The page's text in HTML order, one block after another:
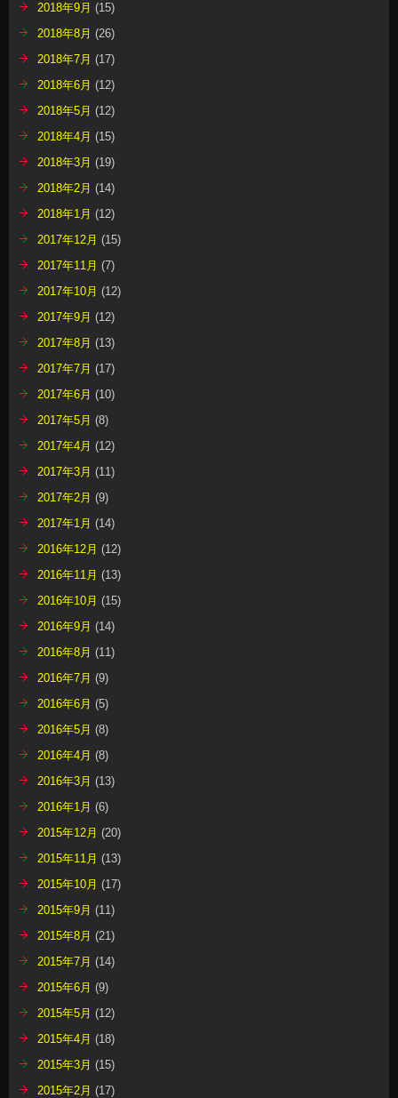
2018年9月 (15)
2018年8月 (26)
2018年7月 (17)
2018年6月 (12)
2018年5月 (12)
2018年4月 (15)
2018年3月 (19)
2018年2月 (14)
2018年1月 (12)
2017年12月 (15)
2017年11月 (7)
2017年10月 (12)
2017年9月 (12)
2017年8月 (13)
2017年7月 (17)
2017年6月 (10)
2017年5月 (8)
2017年4月 (12)
2017年3月 (11)
2017年2月 (9)
2017年1月 (14)
2016年12月 (12)
2016年11月 (13)
2016年10月 (15)
2016年9月 (14)
2016年8月 (11)
2016年7月 (9)
2016年6月 (5)
2016年5月 (8)
2016年4月 (8)
2016年3月 (13)
2016年1月 (6)
2015年12月 (20)
2015年11月 (13)
2015年10月 (17)
2015年9月 (11)
2015年8月 (21)
2015年7月 (14)
2015年6月 (9)
2015年5月 (12)
2015年4月 (18)
2015年3月 (15)
2015年2月 (17)